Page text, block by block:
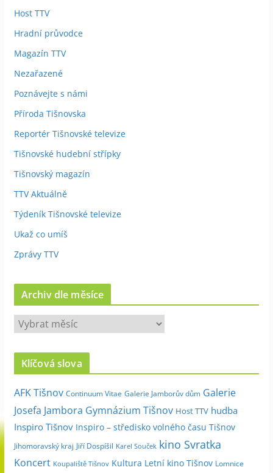
Host TTV
Hradní průvodce
Magazín TTV
Nezařazené
Poznávejte s námi
Příroda Tišnovska
Reportér Tišnovské televize
Tišnovské hudební střípky
Tišnovský magazín
TTV Aktuálně
Týdeník Tišnovské televize
Ukaž co umíš
Zprávy TTV
Archiv dle měsíce
A
c
v
d
l
e
m
Klíčová slova
AFK Tišnov Continuum Vitae Galerie Jamborův dům Galerie
Josefa Jambora Gymnázium Tišnov Host TTV hudba
Inspiro Tišnov Inspiro – středisko volného času Tišnov
Jihomoravský kraj Jiří Dospíšil Karel Souček kino Svratka
Koncert Koupaliště Tišnov Kultura Letní kino Tišnov Lomnice